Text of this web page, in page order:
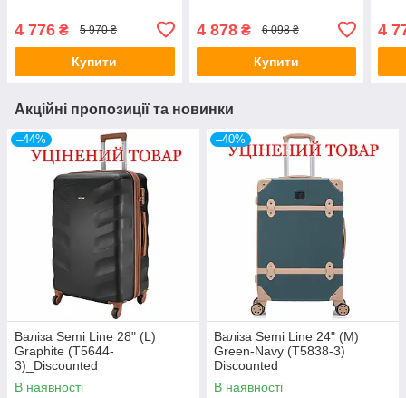
4 776 ₴ 5 970 ₴
Купити
4 878₴ 6 098 ₴
Купити
4
Акційні пропозиції та новинки
–44%
Валіза Semi Line 28" (L)
Graphite (T5644-
3)_Discounted
В наявності
–40%
Валіза Semi Line 24" (M)
Green-Navy (T5838-3)
Discounted
В наявності